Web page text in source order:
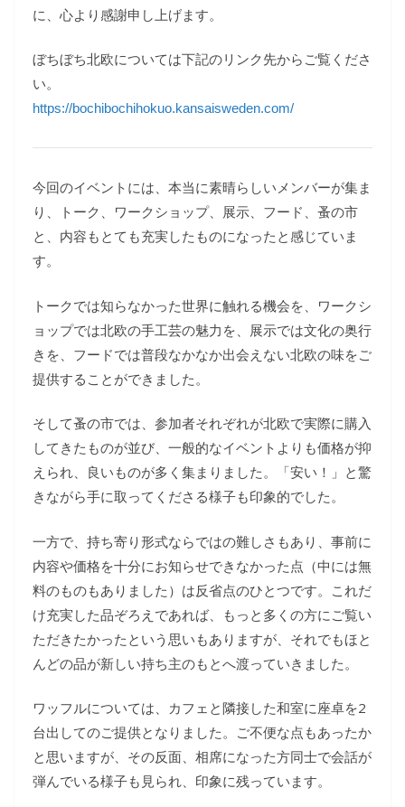
に、心より感謝申し上げます。
ぼちぼち北欧については下記のリンク先からご覧くださ
い。
https://bochibochihokuo.kansaisweden.com/
今回のイベントには、本当に素晴らしいメンバーが集ま
り、トーク、ワークショップ、展示、フード、蚤の市
と、内容もとても充実したものになったと感じていま
す。
トークでは知らなかった世界に触れる機会を、ワークシ
ョップでは北欧の手工芸の魅力を、展示では文化の奥行
きを、フードでは普段なかなか出会えない北欧の味をご
提供することができました。
そして蚤の市では、参加者それぞれが北欧で実際に購入
してきたものが並び、一般的なイベントよりも価格が抑
えられ、良いものが多く集まりました。「安い！」と驚
きながら手に取ってくださる様子も印象的でした。
一方で、持ち寄り形式ならではの難しさもあり、事前に
内容や価格を十分にお知らせできなかった点（中には無
料のものもありました）は反省点のひとつです。これだ
け充実した品ぞろえであれば、もっと多くの方にご覧い
ただきたかったという思いもありますが、それでもほと
んどの品が新しい持ち主のもとへ渡っていきました。
ワッフルについては、カフェと隣接した和室に座卓を2
台出してのご提供となりました。ご不便な点もあったか
と思いますが、その反面、相席になった方同士で会話が
弾んでいる様子も見られ、印象に残っています。